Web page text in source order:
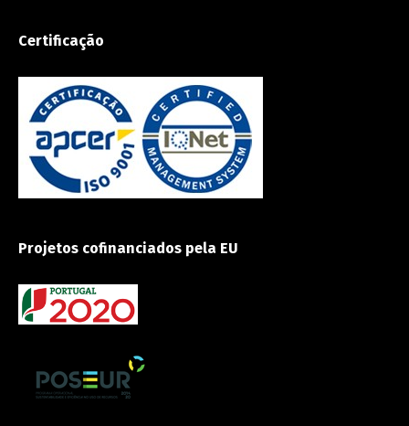
Certificação
Projetos cofinanciados pela EU